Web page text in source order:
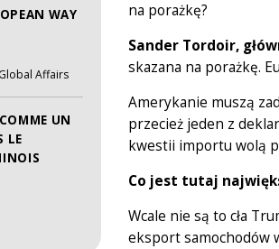
WAY
Affairs
UN
LE
na porażkę?
Sander Tordoir,
skazana na porażkę.
Amerykanie muszą
przecież jeden z
kwestii importu wolą
Co jest tutaj
Wcale nie są to cła
eksport samochodów